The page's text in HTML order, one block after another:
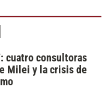
cuatro consultoras
Milei y la crisis de